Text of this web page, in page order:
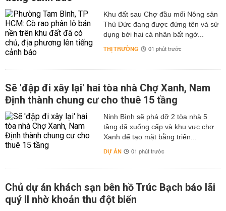
Khu đất sau Chợ đầu mối Nông sản
Thủ Đức đang được đứng tên và sử
dụng bởi hai cá nhân bất ngờ...
THỊ TRƯỜNG 01 phút trước
Sẽ 'đập đi xây lại' hai tòa nhà Chợ Xanh, Nam
Định thành chung cư cho thuê 15 tầng
Ninh Bình sẽ phá dỡ 2 tòa nhà 5
tầng đã xuống cấp và khu vực chợ
Xanh để tạo mặt bằng triển...
DỰ ÁN 01 phút trước
Chủ dự án khách sạn bên hồ Trúc Bạch báo lãi
quý II nhờ khoản thu đột biến